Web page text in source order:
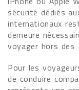
sécurité dédiés
internationaux
demeure
voyager hors des
Pour les
de conduire